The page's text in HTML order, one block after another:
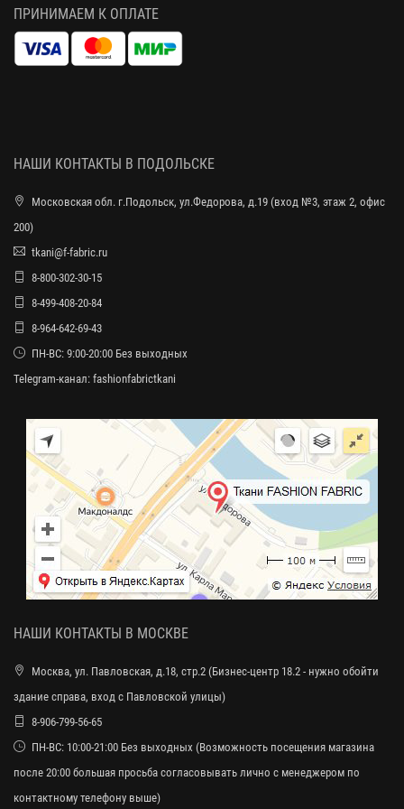
ПРИНИМАЕМ К ОПЛАТЕ
НАШИ КОНТАКТЫ В ПОДОЛЬСКЕ
Московская обл. г.Подольск, ул.Федорова, д.19 (вход №3, этаж 2, офис
200)
tkani@f-fabric.ru
8-800-302-30-15
8-499-408-20-84
8-964-642-69-43
ПН-ВС: 9:00-20:00 Без выходных
Telegram-канал: fashionfabrictkani
НАШИ КОНТАКТЫ В МОСКВЕ
Москва, ул. Павловская, д.18, стр.2 (Бизнес-центр 18.2 - нужно обойти
здание справа, вход с Павловской улицы)
8-906-799-56-65
ПН-ВС: 10:00-21:00 Без выходных (Возможность посещения магазина
после 20:00 большая просьба согласовывать лично с менеджером по
контактному телефону выше)